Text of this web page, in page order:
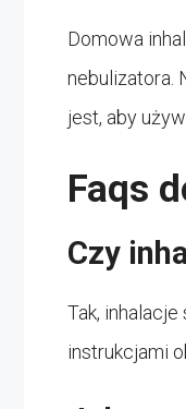
Domowa
nebulizatora.
jest, aby
Faqs
Czy
Tak,
instrukcjami